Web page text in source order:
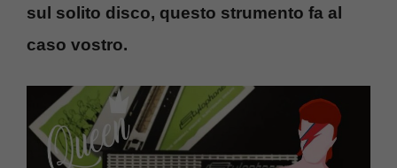
sul solito disco, questo strumento fa al
caso vostro.